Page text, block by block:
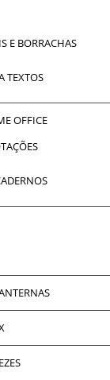
E BORRACHAS
TEXTOS
OFFICE